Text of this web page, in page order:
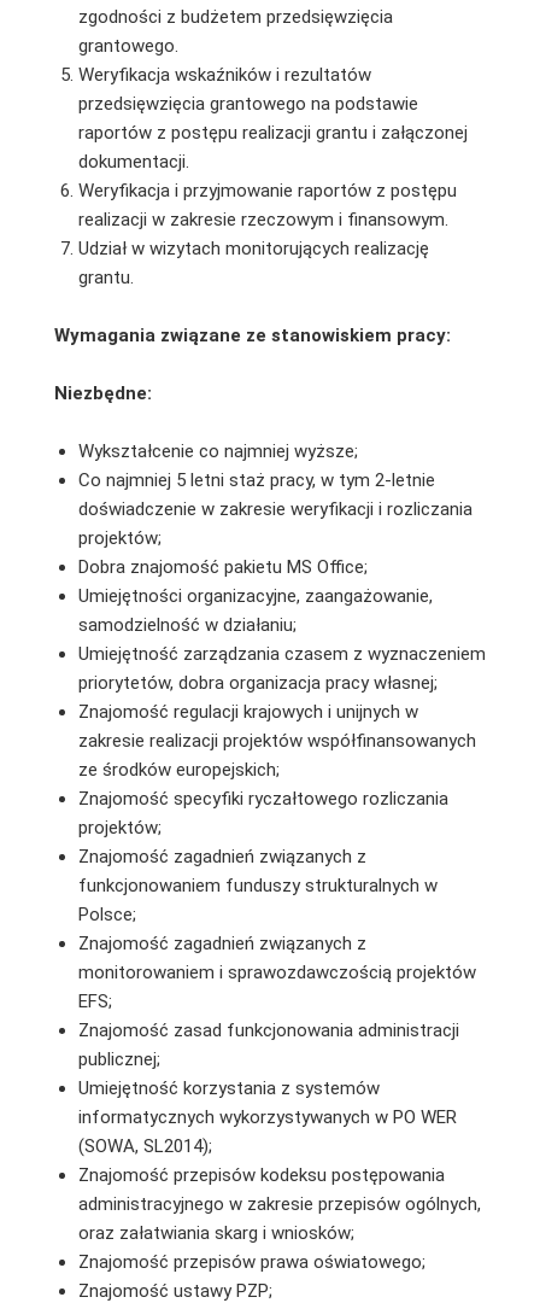
zgodności z budżetem przedsięwzięcia
grantowego.
Weryfikacja wskaźników i rezultatów
przedsięwzięcia grantowego na podstawie
raportów z postępu realizacji grantu i załączonej
dokumentacji.
Weryfikacja i przyjmowanie raportów z postępu
realizacji w zakresie rzeczowym i finansowym.
Udział w wizytach monitorujących realizację
grantu.
Wymagania związane ze stanowiskiem pracy:
Niezbędne:
Wykształcenie co najmniej wyższe;
Co najmniej 5 letni staż pracy, w tym 2-letnie
doświadczenie w zakresie weryfikacji i rozliczania
projektów;
Dobra znajomość pakietu MS Office;
Umiejętności organizacyjne, zaangażowanie,
samodzielność w działaniu;
Umiejętność zarządzania czasem z wyznaczeniem
priorytetów, dobra organizacja pracy własnej;
Znajomość regulacji krajowych i unijnych w
zakresie realizacji projektów współfinansowanych
ze środków europejskich;
Znajomość specyfiki ryczałtowego rozliczania
projektów;
Znajomość zagadnień związanych z
funkcjonowaniem funduszy strukturalnych w
Polsce;
Znajomość zagadnień związanych z
monitorowaniem i sprawozdawczością projektów
EFS;
Znajomość zasad funkcjonowania administracji
publicznej;
Umiejętność korzystania z systemów
informatycznych wykorzystywanych w PO WER
(SOWA, SL2014);
Znajomość przepisów kodeksu postępowania
administracyjnego w zakresie przepisów ogólnych,
oraz załatwiania skarg i wniosków;
Znajomość przepisów prawa oświatowego;
Znajomość ustawy PZP;